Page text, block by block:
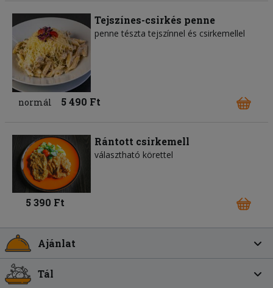
Tejszínes-csirkés penne
penne tészta tejszínnel és csirkemellel
normál 5 490 Ft
Rántott csirkemell
választható körettel
5 390 Ft
Ajánlat
Tál